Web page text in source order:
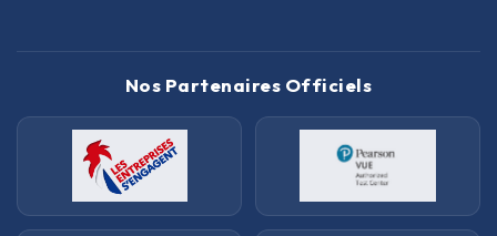
Nos Partenaires Officiels